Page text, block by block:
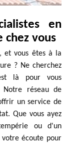
en
vous
et vous êtes à la
? Ne cherchez
là pour vous
Notre réseau de
un service de
Que vous ayez
ou d'un
écoute pour